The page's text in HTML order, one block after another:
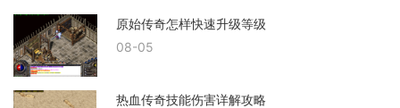
原始传奇怎样快速升级等级
08-05
热血传奇技能伤害详解攻略